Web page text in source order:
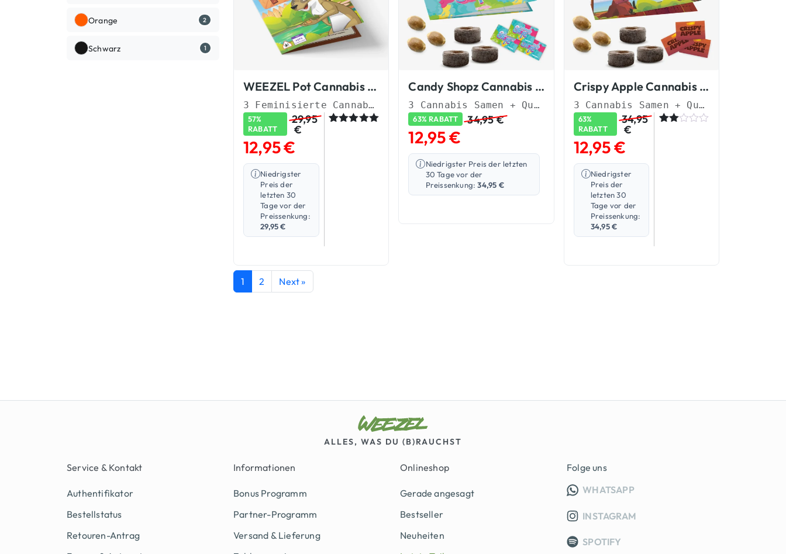
Orange 2
Schwarz 1
WEEZEL Pot Cannabis Samen
3 Feminisierte Cannabis Samen
57%
RABATT
29,95
€
12,95€
Niedrigster
Preis der
letzten 30
Tage vor der
Preissenkung:
29,95€
Candy Shopz Cannabis Samen
3 Cannabis Samen + Quellpads & Sticker
63% RABATT 34,95€
12,95€
Niedrigster Preis der letzten
30 Tage vor der
Preissenkung:34,95 €
Crispy Apple Cannabis Samen
3 Cannabis Samen + Quellpads & Sticker
63%
RABATT
34,95
€
12,95€
Niedrigster
Preis der
letzten 30
Tage vor der
Preissenkung:
34,95€
1 2 Next »
ALLES, WAS DU (B)RAUCHST
Service & Kontakt
Authentifikator
Bestellstatus
Retouren-Antrag
Informationen
Bonus Programm
Partner-Programm
Versand & Lieferung
Onlineshop
Gerade angesagt
Bestseller
Neuheiten
Folge uns
WHATSAPPINFO GRUPPE (OEFFNET IN
INSTAGRAM
SPOTIFY